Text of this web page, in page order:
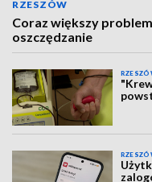
RZESZÓW
Coraz większy
oszczędzanie